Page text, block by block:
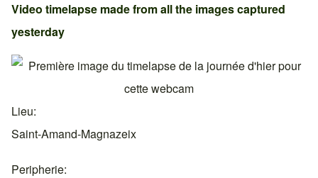
Video timelapse made from all the images captured
yesterday
Lieu
Saint-Amand-Magnazeix
Peripherie